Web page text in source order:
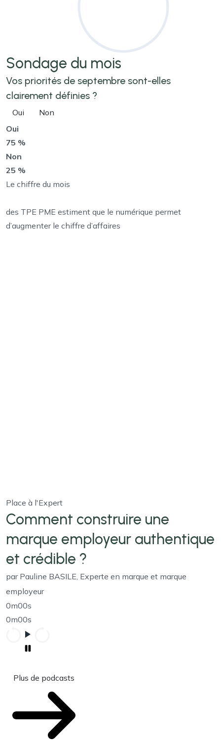
Sondage du mois
Vos priorités de septembre sont-elles
clairement définies ?
Oui
Non
Oui
75 %
Non
25 %
Le chiffre du mois
des TPE PME estiment que le numérique permet
d’augmenter le chiffre d’affaires
Place à l'Expert
Comment construire une
marque employeur authentique
et crédible ?
par Pauline BASILE, Experte en marque et marque
employeur
0m00s
0m00s
Plus de podcasts